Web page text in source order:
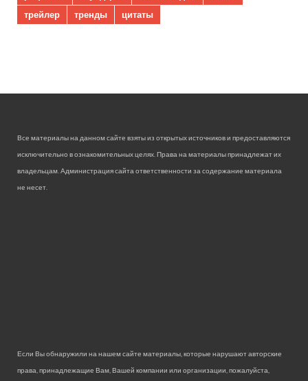
трейлер
тренды цитаты
Все материалы на данном сайте взяты из открытых источников и предоставляются
исключительно в ознакомительных целях. Права на материалы принадлежат их
владельцам. Администрация сайта ответственности за содержание материала
не несет.
Если Вы обнаружили на нашем сайте материалы, которые нарушают авторские
права, принадлежащие Вам, Вашей компании или организации, пожалуйста,